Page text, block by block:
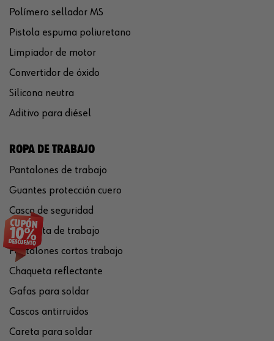
Polímero sellador MS
Pistola espuma poliuretano
Limpiador de motor
Convertidor de óxido
Silicona neutra
Aditivo para diésel
ROPA DE TRABAJO
Pantalones de trabajo
Guantes protección cuero
Casco de seguridad
Chaqueta de trabajo
Pantalones cortos trabajo
Chaqueta reflectante
Gafas para soldar
Cascos antirruidos
Careta para soldar